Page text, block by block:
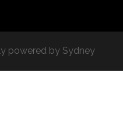
powered by Sydney